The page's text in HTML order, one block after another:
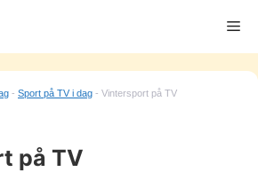
- Sport på TV i dag - Vintersport på TV
på TV